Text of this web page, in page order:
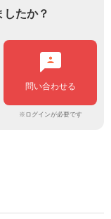
たか？
問い合わせる
※ログインが必要です